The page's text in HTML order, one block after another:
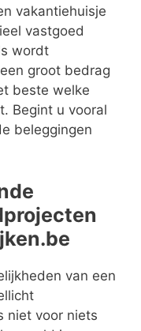
vakantiehuisje
vastgoed
wordt
groot bedrag
beste welke
Begint u vooral
beleggingen
van een
niet voor niets